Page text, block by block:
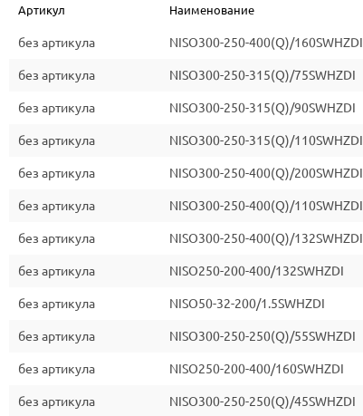
Артикул Наименование
без артикула NISO300-250-400(Q)/160SWHZDI
без артикула NISO300-250-315(Q)/75SWHZDI
без артикула NISO300-250-315(Q)/90SWHZDI
без артикула NISO300-250-315(Q)/110SWHZDI
без артикула NISO300-250-400(Q)/200SWHZDI
без артикула NISO300-250-400(Q)/110SWHZDI
без артикула NISO300-250-400(Q)/132SWHZDI
без артикула NISO250-200-400/132SWHZDI
без артикула NISO50-32-200/1.5SWHZDI
без артикула NISO300-250-250(Q)/55SWHZDI
без артикула NISO250-200-400/160SWHZDI
без артикула NISO300-250-250(Q)/45SWHZDI